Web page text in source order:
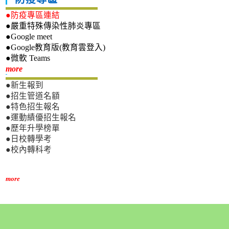
●防疫專區連結
●嚴重特殊傳染性肺炎專區
●Google meet
●Google教育版(教育雲登入)
●微軟 Teams
more新生專區
●新生報到
●招生管道名額
●特色招生報名
●運動績優招生報名
●歷年升學榜單
●日校轉學考
●校內轉科考
more